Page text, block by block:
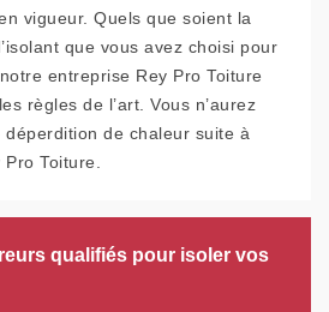
vigueur. Quels que soient la
que vous avez choisi pour
entreprise Rey Pro Toiture
règles de l’art. Vous n’aurez
de chaleur suite à
Toiture.
qualifiés pour isoler vos